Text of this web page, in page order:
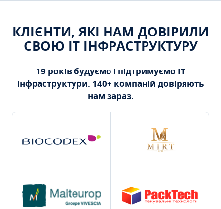
КЛІЄНТИ, ЯКІ НАМ ДОВІРИЛИ
СВОЮ ІТ ІНФРАСТРУКТУРУ
19 років будуємо і підтримуємо ІТ
інфраструктури. 140+ компаній довіряють
нам зараз.